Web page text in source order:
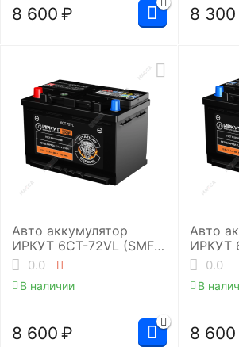
8 600 ₽ 8 300
Авто аккумулятор
ИРКУТ 6CT-72VL (SMF-
L3RU)
0.0
В наличии
8 600 ₽
Авто
ИРКУТ
(SMF-
0.0
В
8 600